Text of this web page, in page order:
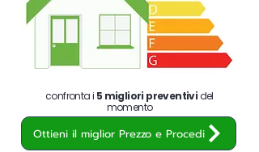
confronta i 5 migliori preventividel
momento
Ottieni il miglior Prezzo e Procedi